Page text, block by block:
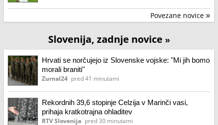
Povezane novice »
Slovenija, zadnje novice »
Hrvati se norčujejo iz Slovenske vojske: "Mi jih bomo
morali braniti"
Zurnal24 pred 41 minutami
Rekordnih 39,6 stopinje Celzija v Marinči vasi,
prihaja kratkotrajna ohladitev
RTV Slovenija pred 30 minutami